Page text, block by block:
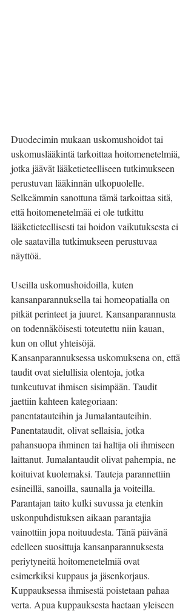
Duodecimin mukaan uskomushoidot tai
uskomuslääkintä tarkoittaa hoitomenetelmiä,
jotka jäävät lääketieteelliseen tutkimukseen
perustuvan lääkinnän ulkopuolelle.
Selkeämmin sanottuna tämä tarkoittaa sitä,
että hoitomenetelmää ei ole tutkittu
lääketieteellisesti tai hoidon vaikutuksesta ei
ole saatavilla tutkimukseen perustuvaa
näyttöä.
Useilla uskomushoidoilla, kuten
kansanparannuksella tai homeopatialla on
pitkät perinteet ja juuret. Kansanparannusta
on todennäköisesti toteutettu niin kauan,
kun on ollut yhteisöjä.
Kansanparannuksessa uskomuksena on, että
taudit ovat sielullisia olentoja, jotka
tunkeutuvat ihmisen sisimpään. Taudit
jaettiin kahteen kategoriaan:
panentatauteihin ja Jumalantauteihin.
Panentataudit, olivat sellaisia, jotka
pahansuopa ihminen tai haltija oli ihmiseen
laittanut. Jumalantaudit olivat pahempia, ne
koituivat kuolemaksi. Tauteja parannettiin
esineillä, sanoilla, saunalla ja voiteilla.
Parantajan taito kulki suvussa ja etenkin
uskonpuhdistuksen aikaan parantajia
vainottiin jopa noituudesta. Tänä päivänä
edelleen suosittuja kansanparannuksesta
periytyneitä hoitomenetelmiä ovat
esimerkiksi kuppaus ja jäsenkorjaus.
Kuppauksessa ihmisestä poistetaan pahaa
verta. Apua kuppauksesta haetaan yleiseen